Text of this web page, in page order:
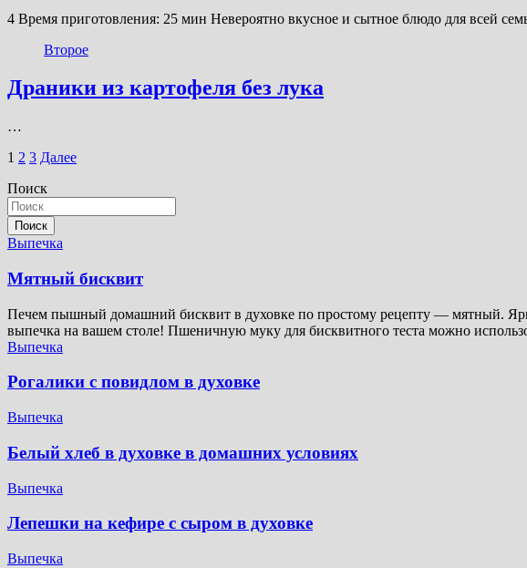
4 Время приготовления: 25 мин Невероятно вкусное и сытное блюдо для всей
Второе
Драники из картофеля без лука
…
Пагинация
записей
1 2 3 Далее
Поиск
Поиск
Выпечка
Мятный бисквит
Печем пышный домашний бисквит в духовке по простому рецепту — мятный.
выпечка на вашем столе! Пшеничную муку для бисквитного теста можно
Выпечка
Рогалики с повидлом в духовке
Выпечка
Белый хлеб в духовке в домашних условиях
Выпечка
Лепешки на кефире с сыром в духовке
Выпечка